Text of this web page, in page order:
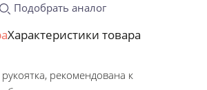
Подобрать аналог
Характеристики товара
рекомендована к